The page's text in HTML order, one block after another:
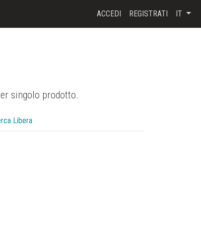
ACCEDI REGISTRATI IT
singolo prodotto.
Libera